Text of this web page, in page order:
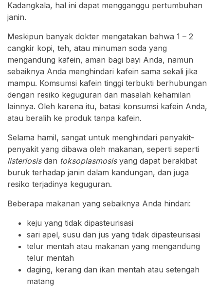
Kadangkala, hal ini dapat mengganggu pertumbuhan
janin.
Meskipun banyak dokter mengatakan bahwa 1 – 2
cangkir kopi, teh, atau minuman soda yang
mengandung kafein, aman bagi bayi Anda, namun
sebaiknya Anda menghindari kafein sama sekali jika
mampu. Komsumsi kafein tinggi terbukti berhubungan
dengan resiko keguguran dan masalah kehamilan
lainnya. Oleh karena itu, batasi konsumsi kafein Anda,
atau beralih ke produk tanpa kafein.
Selama hamil, sangat untuk menghindari penyakit-
penyakit yang dibawa oleh makanan, seperti seperti
listeriosis dan toksoplasmosisyang dapat berakibat
buruk terhadap janin dalam kandungan, dan juga
resiko terjadinya keguguran.
Beberapa makanan yang sebaiknya Anda hindari:
keju yang tidak dipasteurisasi
sari apel, susu dan jus yang tidak dipasteurisasi
telur mentah atau makanan yang mengandung
telur mentah
daging, kerang dan ikan mentah atau setengah
matang